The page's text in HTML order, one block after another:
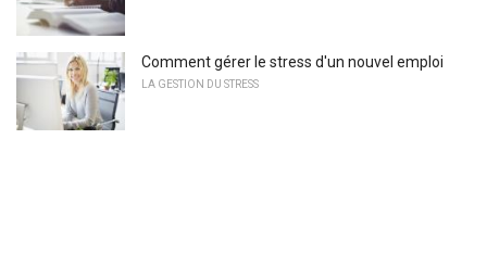
Comment gérer le stress d'un nouvel emploi
LA GESTION DU STRESS